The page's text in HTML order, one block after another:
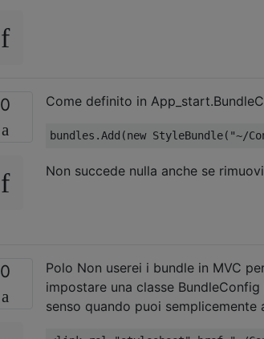
0 Come definito in
bundles .Add (new StyleBundle( "~/
Non succede nulla anche se
0
Polo Non userei i bundle in MVC
impostare una classe
senso quando puoi